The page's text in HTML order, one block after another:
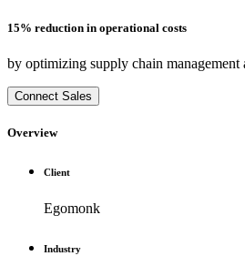
15% reduction in operational costs
by optimizing supply chain management
Connect Sales
Overview
Client
Egomonk
Industry